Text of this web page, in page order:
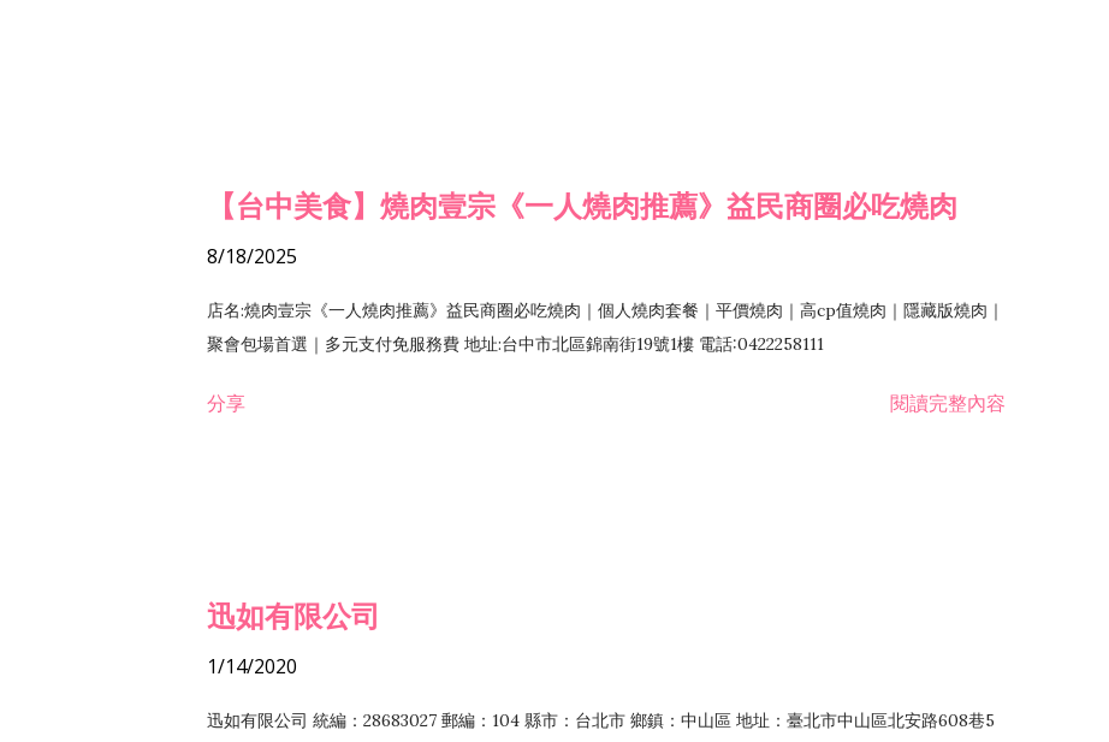
【台中美食】燒肉壹宗《一人燒肉推薦》益民商圈必吃燒肉
8/18/2025
店名:燒肉壹宗《一人燒肉推薦》益民商圈必吃燒肉｜個人燒肉套餐｜平價燒肉｜高cp值燒肉｜隱藏版燒肉｜
聚會包場首選｜多元支付免服務費 地址:台中市北區錦南街19號1樓 電話:0422258111
分享 閱讀完整內容
迅如有限公司
1/14/2020
迅如有限公司 統編：28683027 郵編：104 縣市：台北市 鄉鎮：中山區 地址：臺北市中山區北安路608巷5